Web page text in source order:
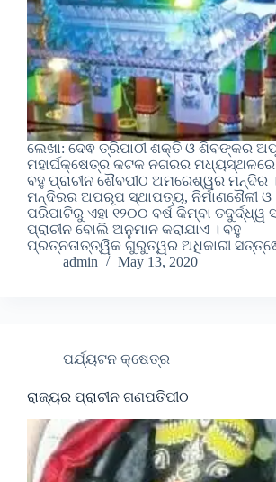
ଲେଖା: ଦେଵ ତ୍ରିପାଠୀ ଶକ୍ତି ଓ ଶିବଙ୍କର
ମହାର୍ଘକ୍ଷେତ୍ର କଟକ ନଗରର
ବହୁ ପ୍ରାଚୀନ ଶୈବପୀଠ ଅମରେଶ୍ୱର ମନ୍ଦିର ।
ମନ୍ଦିରର ଅପରୂପ ସ୍ଥାପତ୍ୟ, ନିର୍ମାଣଶୈଳୀ ଓ
ପରିପାଟିରୁ ଏହା ୧୨୦୦ ବର୍ଷ କିମ୍ବା ତଦୁର୍ଦ୍ଧ୍ୱ
ପ୍ରାଚୀନ ବୋଲି ଅନୁମାନ କରାଯାଏ । ବହୁ
ପ୍ରତ୍ନତାତ୍ତ୍ୱିକ ଗୁରୁତ୍ୱର ଅଧିକାରୀ
admin
May 13, 2020
ପର୍ଯ୍ୟଟନ କ୍ଷେତ୍ର
ରାଜ୍ୟର ପ୍ରାଚୀନ ଗଣପତିପୀଠ